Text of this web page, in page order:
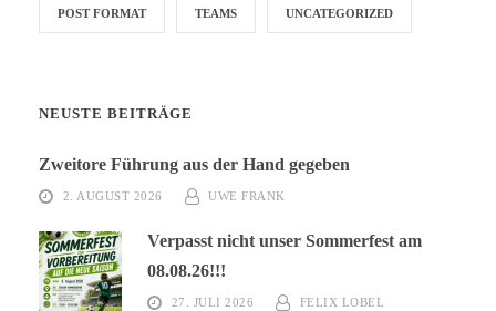
POST FORMAT TEAMS UNCATEGORIZED
NEUSTE BEITRÄGE
Zweitore Führung aus der Hand gegeben
2. AUGUST 2026 UWE FRANK
Verpasst nicht unser Sommerfest am
08.08.26!!!
27. JULI 2026 FELIX LOBEL